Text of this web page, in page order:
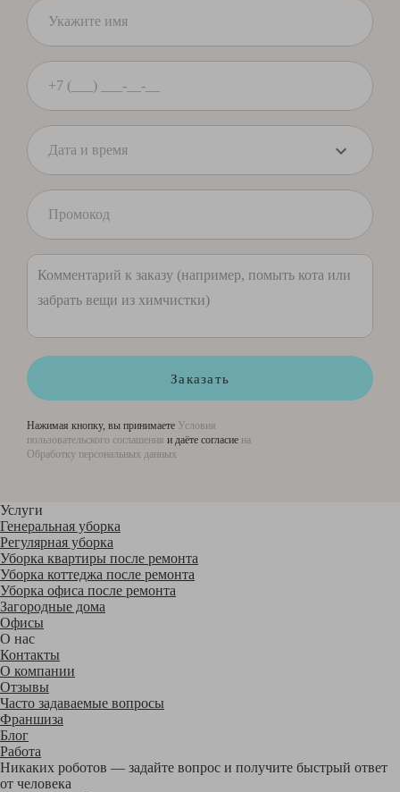
Заказать
Нажимая кнопку, вы принимаете Условия
пользовательского соглашения и даёте согласие на
Обработку персональных данных
Услуги
Генеральная уборка
Регулярная уборка
Уборка квартиры после ремонта
Уборка коттеджа после ремонта
Уборка офиса после ремонта
Загородные дома
Офисы
О нас
Контакты
О компании
Отзывы
Часто задаваемые вопросы
Франшиза
Блог
Работа
Никаких роботов — задайте вопрос и получите быстрый ответ
от человека